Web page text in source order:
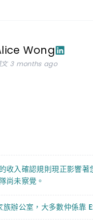
Wong
文 3 months ago
收入確認規則現正影響著
尚未察覺。
辦公室，大多數仲係靠